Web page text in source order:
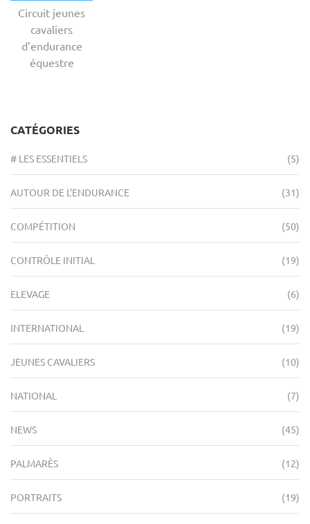
Circuit jeunes
cavaliers
d’endurance
équestre
CATÉGORIES
# LES ESSENTIELS (5)
AUTOUR DE L'ENDURANCE (31)
COMPÉTITION (50)
CONTRÔLE INITIAL (19)
ELEVAGE (6)
INTERNATIONAL (19)
JEUNES CAVALIERS (10)
NATIONAL (7)
NEWS (45)
PALMARÈS (12)
PORTRAITS (19)